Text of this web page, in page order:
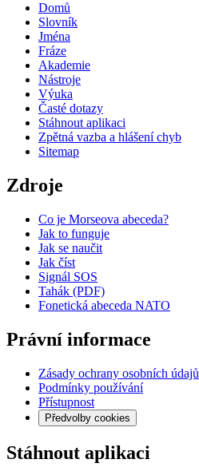
Domů
Slovník
Jména
Fráze
Akademie
Nástroje
Výuka
Časté dotazy
Stáhnout aplikaci
Zpětná vazba a hlášení chyb
Sitemap
Zdroje
Co je Morseova abeceda?
Jak to funguje
Jak se naučit
Jak číst
Signál SOS
Tahák (PDF)
Fonetická abeceda NATO
Právní informace
Zásady ochrany osobních údajů
Podmínky používání
Přístupnost
Předvolby cookies
Stáhnout aplikaci